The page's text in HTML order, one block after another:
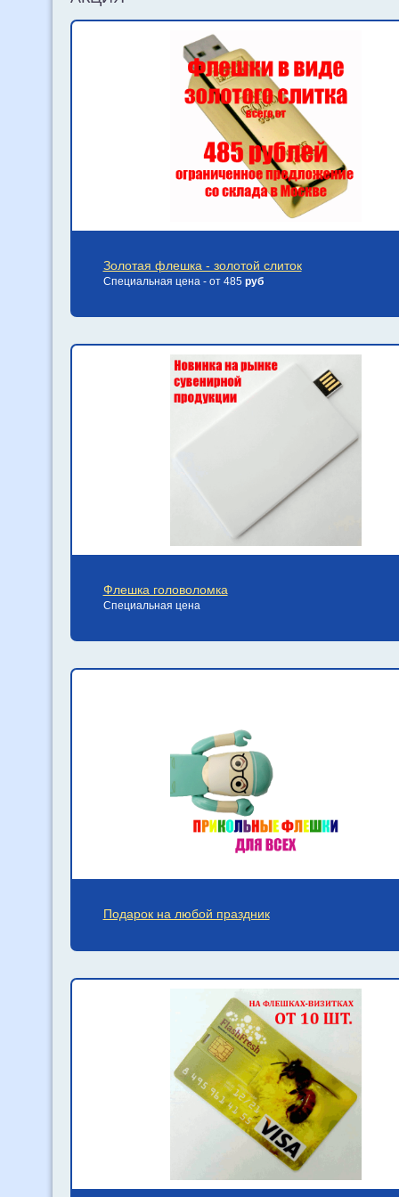
Золотая флешка - золотой слиток
Специальная цена - от 485 руб
Флешка головоломка
Специальная цена
Подарок на любой праздник